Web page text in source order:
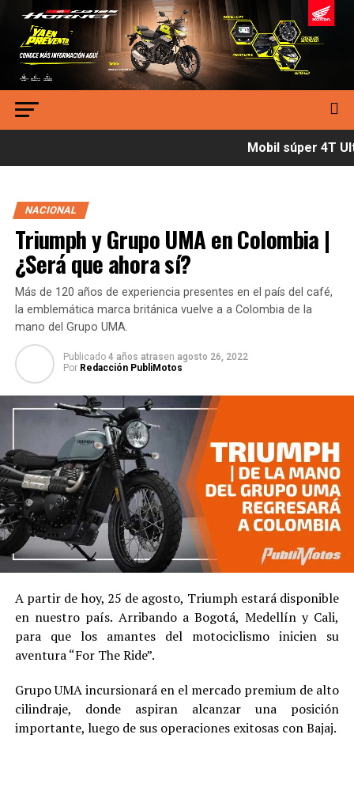
Mobil súper 4T
NACIONAL
Triumph y Grupo UMA en Colombia |
¿Será que ahora sí?
Más de 120 años de experiencia presentes en el país del café,
la emblemática marca británica vuelve a a Colombia de la
mano del Grupo UMA.
Publicado 4 años atrasen agosto 26, 2022
Por Redacción PubliMotos
A partir de hoy, 25 de agosto, Triumph estará disponible
en nuestro país. Arribando a Bogotá, Medellín y Cali,
para que los amantes del motociclismo inicien su
aventura “For The Ride”.
Grupo UMA incursionará en el mercado premium de alto
cilindraje, donde aspiran alcanzar una posición
importante, luego de sus operaciones exitosas con Bajaj.